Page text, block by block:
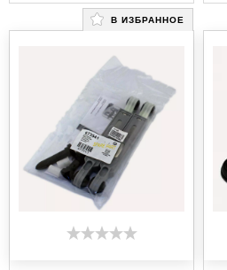
В ИЗБРАННОЕ